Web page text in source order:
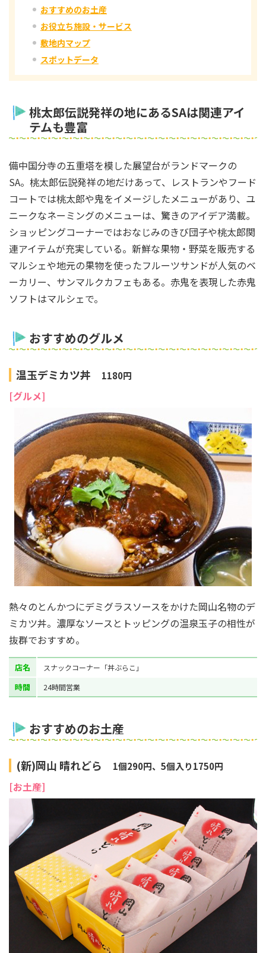
おすすめのお土産
お役立ち施設・サービス
敷地内マップ
スポットデータ
桃太郎伝説発祥の地にあるSAは関連アイ
テムも豊富
備中国分寺の五重塔を模した展望台がランドマークの
SA。桃太郎伝説発祥の地だけあって、レストランやフード
コートでは桃太郎や鬼をイメージしたメニューがあり、ユ
ニークなネーミングのメニューは、驚きのアイデア満載。
ショッピングコーナーではおなじみのきび団子や桃太郎関
連アイテムが充実している。新鮮な果物・野菜を販売する
マルシェや地元の果物を使ったフルーツサンドが人気のベ
ーカリー、サンマルクカフェもある。赤鬼を表現した赤鬼
ソフトはマルシェで。
おすすめのグルメ
温玉デミカツ丼 1180円
[グルメ]
熱々のとんかつにデミグラスソースをかけた岡山名物のデ
ミカツ丼。濃厚なソースとトッピングの温泉玉子の相性が
抜群でおすすめ。
店名 スナックコーナー「丼ぶらこ」
時間 24時間営業
おすすめのお土産
(新)岡山 晴れどら 1個290円、5個入り1750円
[お土産]